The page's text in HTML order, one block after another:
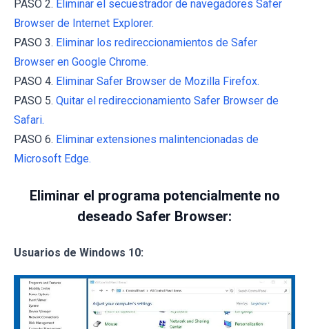
PASO 2. Eliminar el secuestrador de navegadores Safer
Browser de Internet Explorer.
PASO 3. Eliminar los redireccionamientos de Safer
Browser en Google Chrome.
PASO 4. Eliminar Safer Browser de Mozilla Firefox.
PASO 5. Quitar el redireccionamiento Safer Browser de
Safari.
PASO 6. Eliminar extensiones malintencionadas de
Microsoft Edge.
Eliminar el programa potencialmente no
deseado Safer Browser:
Usuarios de Windows 10: